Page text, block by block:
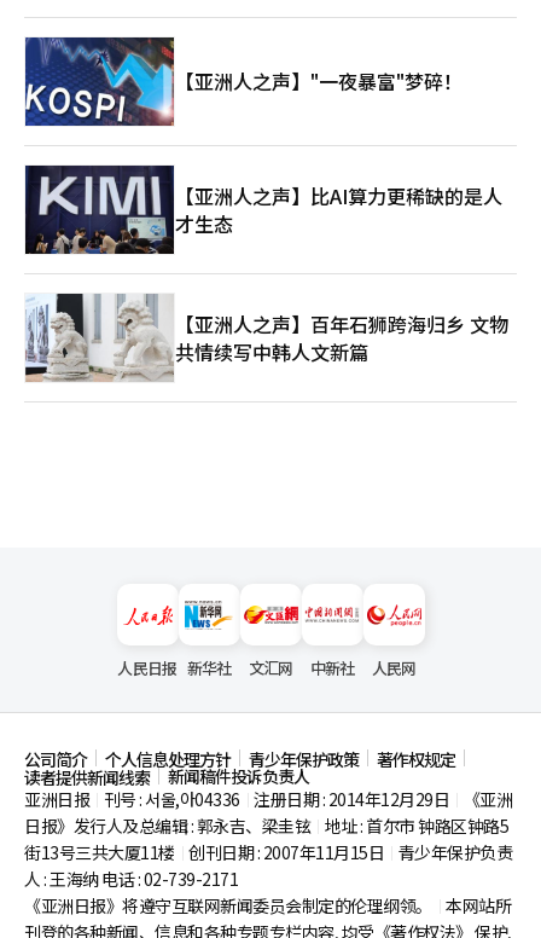
【亚洲人之声】"一夜暴富"梦碎！
【亚洲人之声】比AI算力更稀缺的是人
才生态
【亚洲人之声】百年石狮跨海归乡 文物
共情续写中韩人文新篇
人民日报 新华社 文汇网 中新社 人民网
公司简介 个人信息处理方针 青少年保护政策 著作权规定
读者提供新闻线索
新闻稿件投诉负责人
亚洲日报
刊号 : 서울,아04336 注册日期 : 2014年12月29日
《亚洲
日报》发行人及总编辑 : 郭永吉、梁圭铉 地址 : 首尔市钟路区钟路5
街13号三共大厦11楼 创刊日期 : 2007年11月15日
青少年保护负责
人 : 王海纳 电话 : 02-739-2171
《亚洲日报》将遵守互联网新闻委员会制定的伦理纲领。
本网站所
刊登的各种新闻、信息和各种专题专栏内容, 均受《著作权法》 保护,